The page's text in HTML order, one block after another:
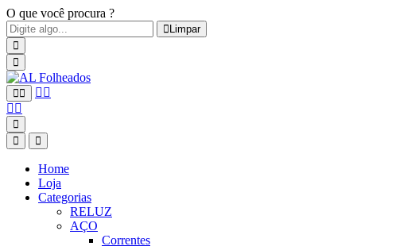
O que você procura ?
Limpar
Home
Loja
Categorias
RELUZ
AÇO
Correntes